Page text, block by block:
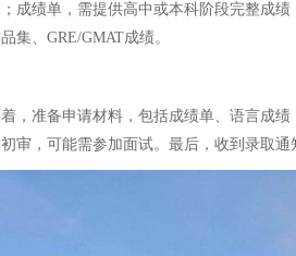
绩单，需提供高中或本科阶段完整成
集、GRE/GMAT成绩。
准备申请材料，包括成绩单、语言成
，可能需参加面试。最后，收到录取